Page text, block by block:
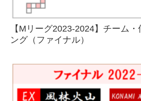
【Mリーグ2023-2024】チーム
ング（ファイナル）